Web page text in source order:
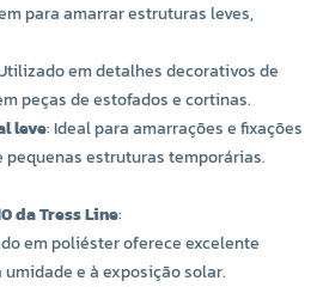
para amarrar estruturas leves,
em detalhes decorativos de
peças de estofados e cortinas.
leve: Ideal para amarrações e fixações
pequenas estruturas temporárias.
da Tress Line:
em poliéster oferece excelente
e à exposição solar.